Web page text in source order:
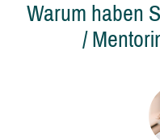
Warum haben
/